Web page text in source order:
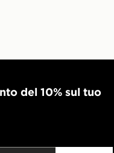
del 10% sul tuo